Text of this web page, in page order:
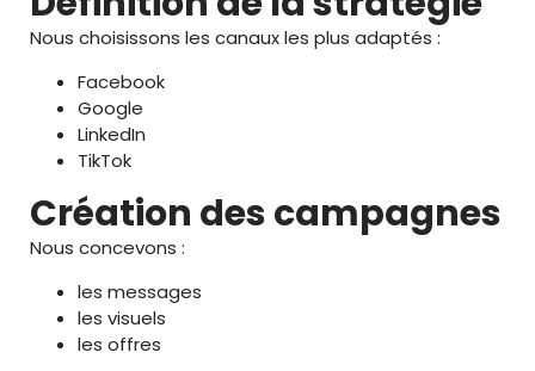
Nous choisissons les canaux les plus adaptés :
Facebook
Google
LinkedIn
TikTok
Création des campagnes
Nous concevons :
les messages
les visuels
les offres